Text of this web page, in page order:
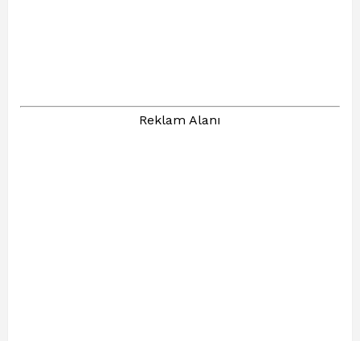
Reklam Alanı